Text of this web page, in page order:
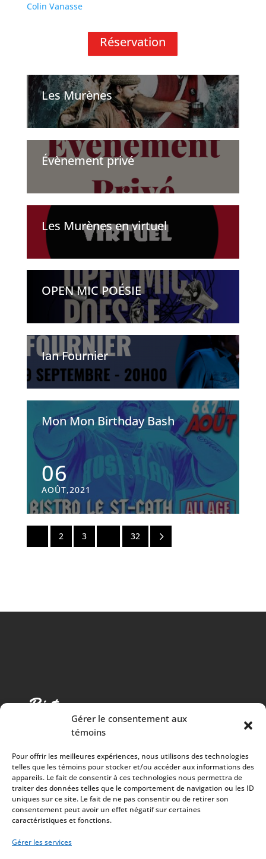
Gérer le consentement aux
témoins
Pour offrir les meilleures expériences, nous utilisons des technologies
telles que les témoins pour stocker et/ou accéder aux informations des
appareils. Le fait de consentir à ces technologies nous permettra de
traiter des données telles que le comportement de navigation ou les ID
uniques sur ce site. Le fait de ne pas consentir ou de retirer son
consentement peut avoir un effet négatif sur certaines
caractéristiques et fonctions.
Gérer les services
Colin Vanasse
Réservation
Les Murènes
Évènement privé
Les Murènes en virtuel
OPEN MIC POÉSIE
Ian Fournier
Mon Mon Birthday Bash
06
AOÛT,2021
2 3 32 5
Cuisine chaleureuse, spectacles de qualité et 100%
des surplus versés à la communauté
À PROPOS
Mission